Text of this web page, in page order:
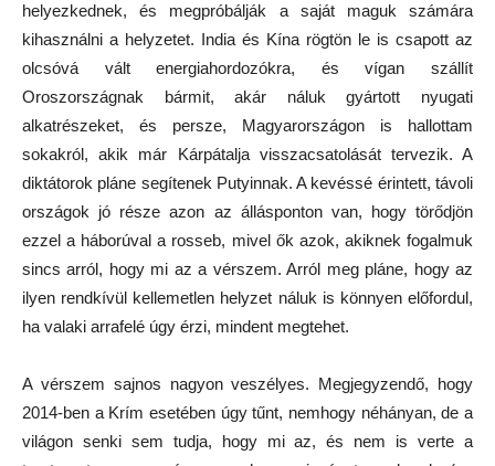
helyezkednek, és megpróbálják a saját maguk számára
kihasználni a helyzetet. India és Kína rögtön le is csapott az
olcsóvá vált energiahordozókra, és vígan szállít
Oroszországnak bármit, akár náluk gyártott nyugati
alkatrészeket, és persze, Magyarországon is hallottam
sokakról, akik már Kárpátalja visszacsatolását tervezik. A
diktátorok pláne segítenek Putyinnak. A kevéssé érintett, távoli
országok jó része azon az állásponton van, hogy törődjön
ezzel a háborúval a rosseb, mivel ők azok, akiknek fogalmuk
sincs arról, hogy mi az a vérszem. Arról meg pláne, hogy az
ilyen rendkívül kellemetlen helyzet náluk is könnyen előfordul,
ha valaki arrafelé úgy érzi, mindent megtehet.
A vérszem sajnos nagyon veszélyes. Megjegyzendő, hogy
2014-ben a Krím esetében úgy tűnt, nemhogy néhányan, de a
világon senki sem tudja, hogy mi az, és nem is verte a